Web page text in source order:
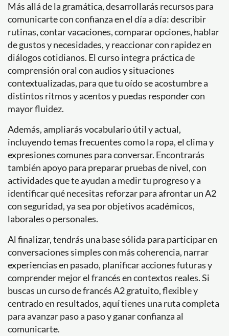
Más allá de la gramática, desarrollarás recursos para
comunicarte con confianza en el día a día: describir
rutinas, contar vacaciones, comparar opciones, hablar
de gustos y necesidades, y reaccionar con rapidez en
diálogos cotidianos. El curso integra práctica de
comprensión oral con audios y situaciones
contextualizadas, para que tu oído se acostumbre a
distintos ritmos y acentos y puedas responder con
mayor fluidez.
Además, ampliarás vocabulario útil y actual,
incluyendo temas frecuentes como la ropa, el clima y
expresiones comunes para conversar. Encontrarás
también apoyo para preparar pruebas de nivel, con
actividades que te ayudan a medir tu progreso y a
identificar qué necesitas reforzar para afrontar un A2
con seguridad, ya sea por objetivos académicos,
laborales o personales.
Al finalizar, tendrás una base sólida para participar en
conversaciones simples con más coherencia, narrar
experiencias en pasado, planificar acciones futuras y
comprender mejor el francés en contextos reales. Si
buscas un curso de francés A2 gratuito, flexible y
centrado en resultados, aquí tienes una ruta completa
para avanzar paso a paso y ganar confianza al
comunicarte.